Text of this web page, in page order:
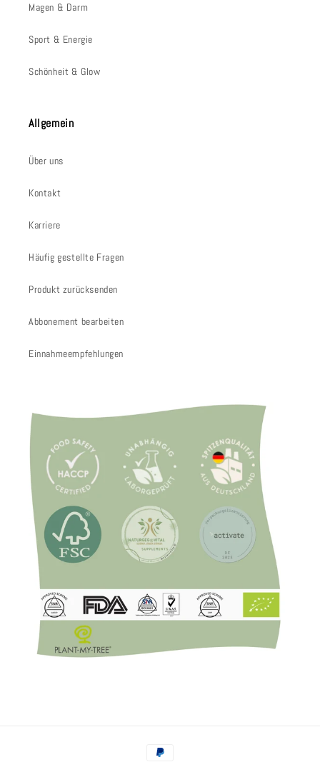
Magen & Darm
Sport & Energie
Schönheit & Glow
Allgemein
Über uns
Kontakt
Karriere
Häufig gestellte Fragen
Produkt zurücksenden
Abbonement bearbeiten
Einnahmeempfehlungen
Zahlungsmethoden